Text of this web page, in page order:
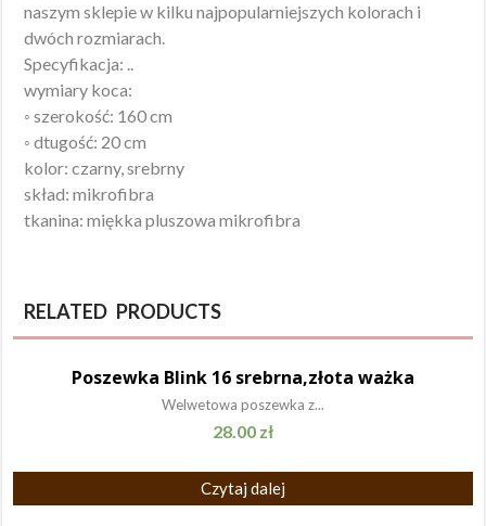
naszym sklepie w kilku najpopularniejszych kolorach i
dwóch rozmiarach.
Specyfikacja: ..
wymiary koca:
◦ szerokość: 160 cm
◦ dtugość: 20 cm
kolor: czarny, srebrny
skład: mikrofibra
tkanina: miękka pluszowa mikrofibra
RELATED PRODUCTS
Poszewka Blink 16 srebrna,złota ważka
Welwetowa poszewka z...
28.00 zł
Czytaj dalej